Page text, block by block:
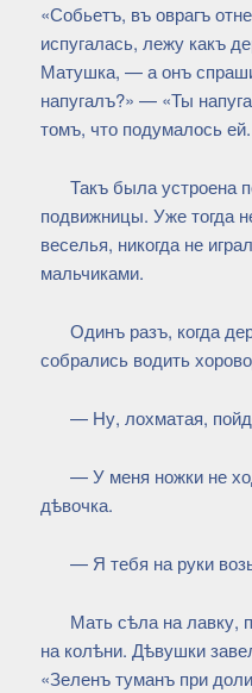
«Собьетъ, въ оврагъ
испугалась, лежу какъ
Матушка, — а онъ
напугалъ?» — «Ты
томъ, что подумалось ей.
Такъ была устроена
подвижницы. Уже тогда
веселья, никогда не
мальчиками.
Одинъ разъ, когда
собрались водить
— Ну, лохматая,
— У меня ножки не
дѣвочка.
— Я тебя на руки
Мать сѣла на лавку,
на колѣни. Дѣвушки
«Зеленъ туманъ при